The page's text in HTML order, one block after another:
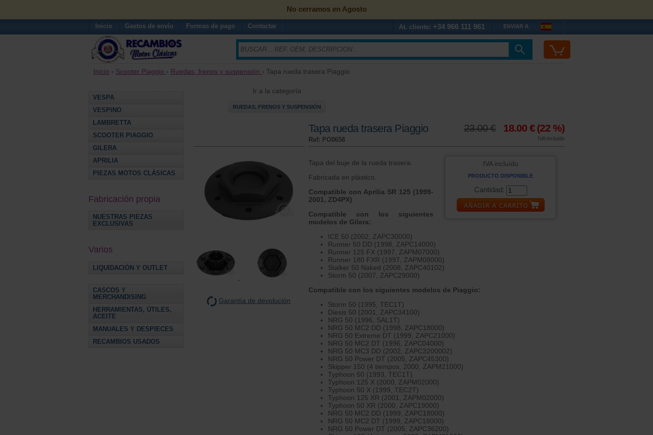
No cerramos en Agosto
Inicio Gastos de envío Formas de pago Contactar At. cliente: +34 966 111 961 ENVIAR A
Inicio › Scooter Piaggio › Ruedas, frenos y suspensión › Tapa rueda trasera Piaggio
VESPA
VESPINO
LAMBRETTA
SCOOTER PIAGGIO
GILERA
APRILIA
PIEZAS MOTOS CLÁSICAS
Fabricación propia
NUESTRAS PIEZAS
EXCLUSIVAS
Varios
LIQUIDACIÓN Y OUTLET
CASCOS Y
MERCHANDISING
HERRAMIENTAS, ÚTILES,
ACEITE
MANUALES Y DESPIECES
RECAMBIOS USADOS
Ir a la categoría
RUEDAS, FRENOS Y SUSPENSIÓN
Tapa rueda trasera Piaggio
Ref: PO0658
23.00 € 18.00 € (22 %)
IVA incluído
Garantía de devolución
IVA incluído
PRODUCTO DISPONIBLE
Cantidad:
Tapa del buje de la rueda trasera.
Fabricada en plástico.
Compatible con Aprilia SR 125 (1999-
2001, ZD4PX)
Compatible con los siguientes
modelos de Gilera:
ICE 50 (2002, ZAPC30000)
Runner 50 DD (1998, ZAPC14000)
Runner 125 FX (1997, ZAPM07000)
Runner 180 FXR (1997, ZAPM08000)
Stalker 50 Naked (2008, ZAPC40102)
Storm 50 (2007, ZAPC29000)
Compatible con los siguientes modelos de Piaggio:
Storm 50 (1995, TEC1T)
Diesis 50 (2001, ZAPC34100)
NRG 50 (1996, SAL1T)
NRG 50 MC2 DD (1998, ZAPC18000)
NRG 50 Extreme DT (1999, ZAPC21000)
NRG 50 MC2 DT (1996, ZAPC04000)
NRG 50 MC3 DD (2002, ZAPC3200002)
NRG 50 Power DT (2005, ZAPC45300)
Skipper 150 (4 tiempos, 2000, ZAPM21000)
Typhoon 50 (1993, TEC1T)
Typhoon 125 X (2000, ZAPM02000)
Typhoon 50 X (1999, TEC2T)
Typhoon 125 XR (2001, ZAPM02000)
Typhoon 50 XR (2000, ZAPC19000)
NRG 50 MC2 DD (1999, ZAPC18000)
NRG 50 MC2 DT (1999, ZAPC18000)
NRG 50 Power DT (2005, ZAPC36200)